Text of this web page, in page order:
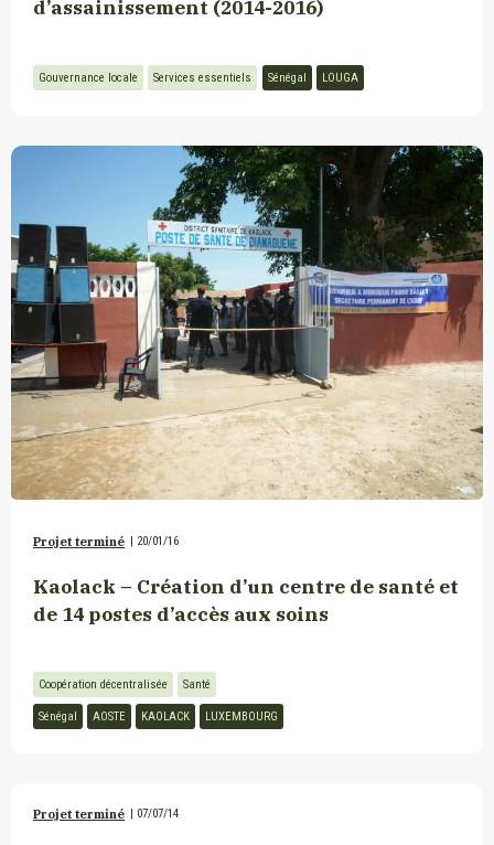
d’assainissement (2014-2016)
Gouvernance locale Services essentiels Sénégal LOUGA
Projet terminé | 20/01/16
Kaolack – Création d’un centre de santé et
de 14 postes d’accès aux soins
Coopération décentralisée Santé
Sénégal AOSTE KAOLACK LUXEMBOURG
Projet terminé 07/07/14